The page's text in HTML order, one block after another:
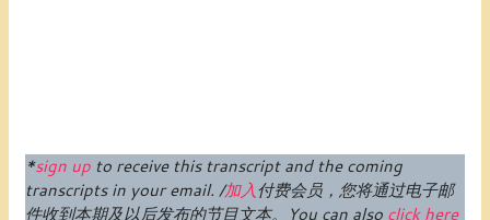
*sign up to receive this transcript and the coming
transcripts in your email. /加入付费会员 ，您将通过电子邮
件收到本期及以后发布的节目文本。
You can also click here